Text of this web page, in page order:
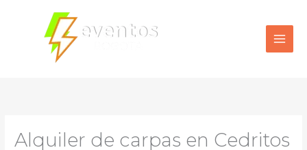
contenido
Alquiler de carpas en Cedritos